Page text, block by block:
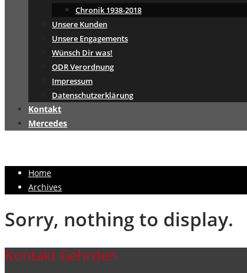
Chronik 1938-2018
Unsere Kunden
Unsere Engagements
Wünsch Dir was!
ODR Verordnung
Impressum
Datenschutzerklärung
Kontakt
Mercedes
Home
Archives
Sorry, nothing to display.
Kontakt Gehrden